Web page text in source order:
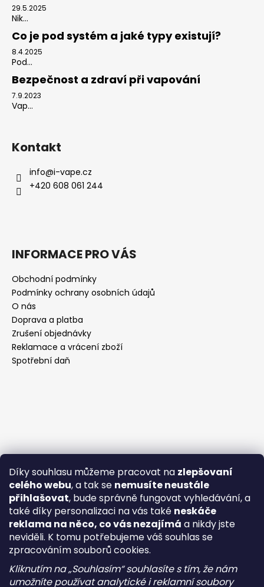
Díky souhlasu můžeme pracovat na zlepšovaní
celého webu, a tak se nemusíte neustále
přihlašovat, bude správně fungovat vyhledávání, a
také díky personalizaci na vás také neskáče
reklama na něco, co vás nezajímá a nikdy jste
neviděli. K tomu potřebujeme váš souhlas se
zpracováním souborů cookies.
Kliknutím na „Souhlasím“ souhlasíte s tím, že nám
umožníte používat analytické i reklamní soubory
29.5.2025
Nik...
Co je pod systém a jaké typy existují?
8.4.2025
Pod...
Bezpečnost a zdraví při vapování
7.9.2023
Vap...
Kontakt
info@i-vape.cz
+420 608 061 244
INFORMACE PRO VÁS
Obchodní podmínky
Podmínky ochrany osobních údajů
O nás
Doprava a platba
Zrušení objednávky
Reklamace a vrácení zboží
Spotřební daň